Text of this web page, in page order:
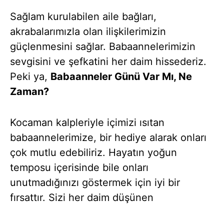
Sağlam kurulabilen aile bağları,
akrabalarımızla olan ilişkilerimizin
güçlenmesini sağlar. Babaannelerimizin
sevgisini ve şefkatini her daim hissederiz.
Peki ya, Babaanneler Günü Var Mı, Ne
Zaman?
Kocaman kalpleriyle içimizi ısıtan
babaannelerimize, bir hediye alarak onları
çok mutlu edebiliriz. Hayatın yoğun
temposu içerisinde bile onları
unutmadığınızı göstermek için iyi bir
fırsattır. Sizi her daim düşünen